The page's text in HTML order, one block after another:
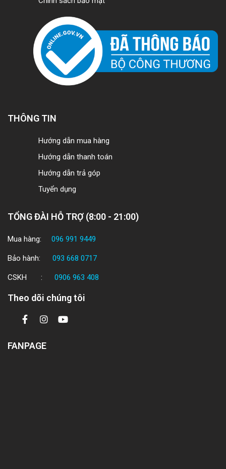
THÔNG TIN
Hướng dẫn mua hàng
Hướng dẫn thanh toán
Hướng dẫn trả góp
Tuyển dụng
TỔNG ĐÀI HỖ TRỢ (8:00 - 21:00)
Mua hàng: 096 991 9449
Bảo hành: 093 668 0717
CSKH : 0906 963 408
Theo dõi chúng tôi
FANPAGE